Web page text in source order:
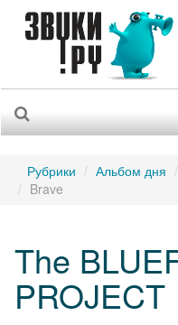
Рубрики Альбом дня
Brave
The
PROJECT